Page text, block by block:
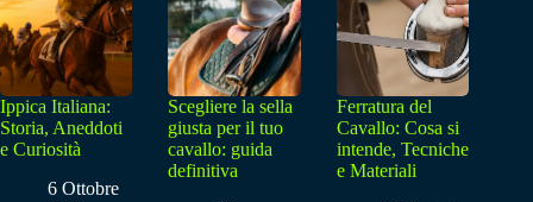
Ippica Italiana:
Storia, Aneddoti
e Curiosità
6 Ottobre
Scegliere la sella
giusta per il tuo
cavallo: guida
definitiva
Ferratura del
Cavallo: Cosa si
intende, Tecniche
e Materiali